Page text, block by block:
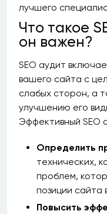
лучшего
Что такое
он важен?
SEO аудит
вашего сайта с
слабых сторон, а
улучшению его
Эффективный SEO
Определить
технических,
проблем,
позиции сайта
Повысить